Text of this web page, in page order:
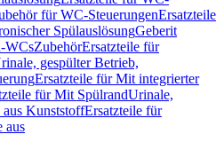
für WC-SteuerungenErsatzteile
SpülauslösungGeberit
WCsZubehörErsatzteile für
gespülter Betrieb,
Ersatzteile für Mit integrierter
für Mit SpülrandUrinale,
KunststoffErsatzteile für
aus